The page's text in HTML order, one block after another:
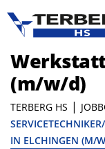
(m/w/d)
TERBERG HS |
IN ELCHINGEN (M/